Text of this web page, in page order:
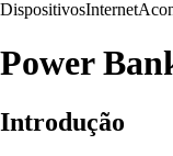
DispositivosInternet
Power
Introdução